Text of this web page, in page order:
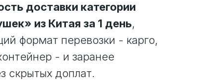
доставки категории
из Китая за 1 день,
формат перевозки - карго,
- и заранее
скрытых доплат.